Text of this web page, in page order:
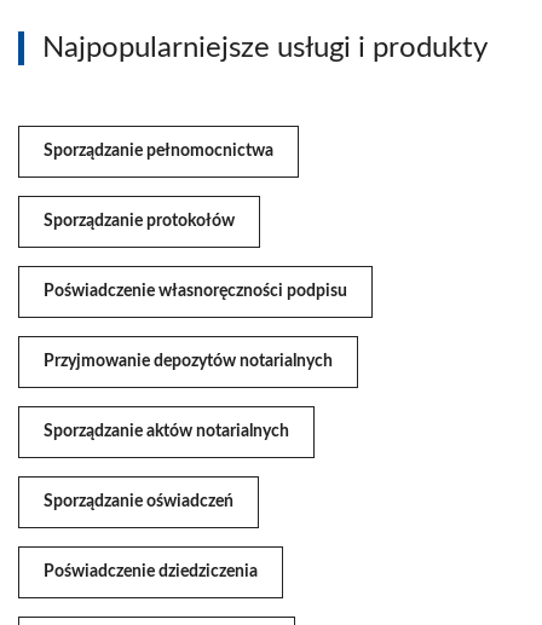
Najpopularniejsze usługi i produkty
Sporządzanie pełnomocnictwa
Sporządzanie protokołów
Poświadczenie własnoręczności podpisu
Przyjmowanie depozytów notarialnych
Sporządzanie aktów notarialnych
Sporządzanie oświadczeń
Poświadczenie dziedziczenia